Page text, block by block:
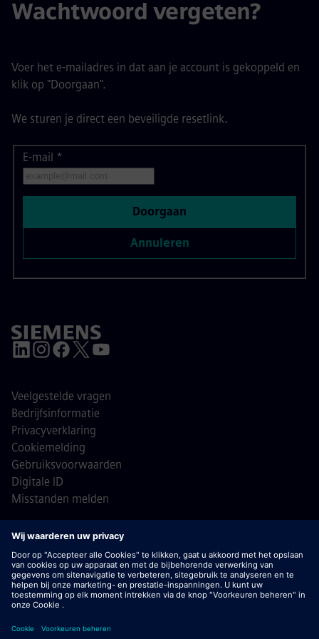
Wachtwoord vergeten?
Voer het e-mailadres in dat aan je account is gekoppeld en
klik op "Doorgaan".
We sturen je direct een beveiligde resetlink.
Wachtwoord resetten met je e-mail
E-mail *
Annuleren
Doorgaan
© Siemens 1996 - 2026
Veelgestelde vragen
Bedrijfsinformatie
Privacyverklaring
Cookiemelding
Gebruiksvoorwaarden
Digitale ID
Misstanden melden
Belangrijk:bij Siemens zullen wij je nooit vragen om
voor een baan. Ontvang je een e-mail die lijkt te komen van